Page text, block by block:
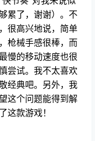
经典吧。另外，我
这个问题能得到解
这款游戏！
3天前
我才玩到教程之后
看到Team Beef
侧载”过游戏，或